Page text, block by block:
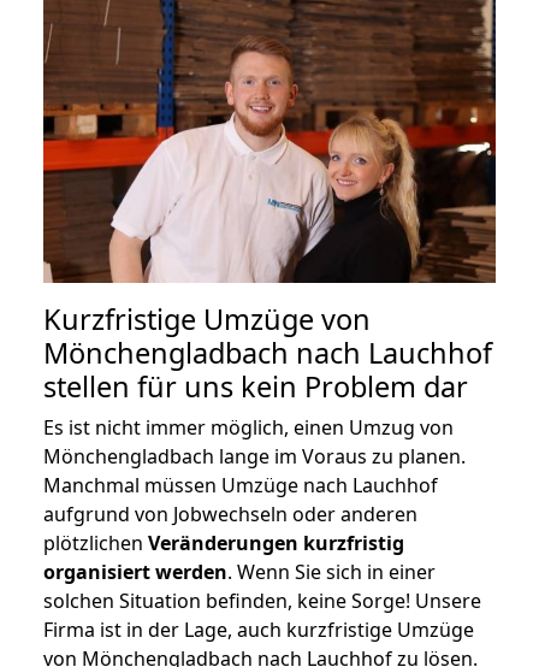
Kurzfristige Umzüge von
Mönchengladbach nach Lauchhof
stellen für uns kein Problem dar
Es ist nicht immer möglich, einen Umzug von
Mönchengladbach lange im Voraus zu planen.
Manchmal müssen Umzüge nach Lauchhof
aufgrund von Jobwechseln oder anderen
plötzlichen Veränderungen kurzfristig
organisiert werden. Wenn Sie sich in einer
solchen Situation befinden, keine Sorge! Unsere
Firma ist in der Lage, auch kurzfristige Umzüge
von Mönchengladbach nach Lauchhof zu lösen.